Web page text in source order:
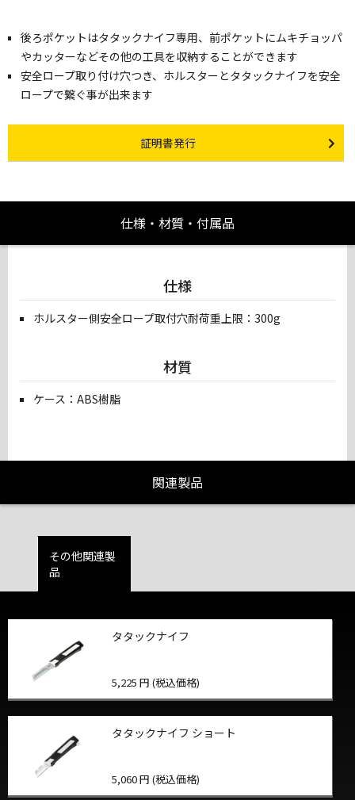
後ろポケットはタタックナイフ専用、前ポケットにムキチョッパ
やカッターなどその他の工具を収納することができます
安全ロープ取り付け穴つき、ホルスターとタタックナイフを安全
ロープで繋ぐ事が出来ます
Certificate Issuance
証明書発行
仕様・材質・付属品
仕様
ホルスター側安全ロープ取付穴耐荷重上限：300g
材質
ケース：ABS樹脂
関連製品
その他関連製
品
タタックナイフ
5,225 円 (税込価格)
タタックナイフ ショート
5,060 円 (税込価格)